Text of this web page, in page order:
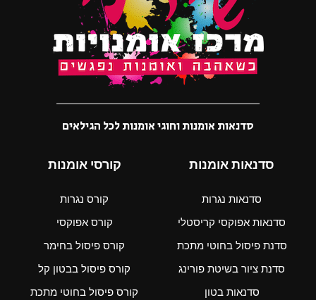
סדנאות אומנות וחוגי אומנות לכל הגילאים
סדנאות אומנות
סדנאות נגרות
סדנאות אפוקסי קריסטלי
סדנת פיסול בחוטי מתכת
סדנת ציור בשיטת פורינג
סדנאות בטון
קורסי אומנות
קורס נגרות
קורס אפוקסי
קורס פיסול בחימר
קורס פיסול בבטון קל
קורס פיסול בחוטי מתכת